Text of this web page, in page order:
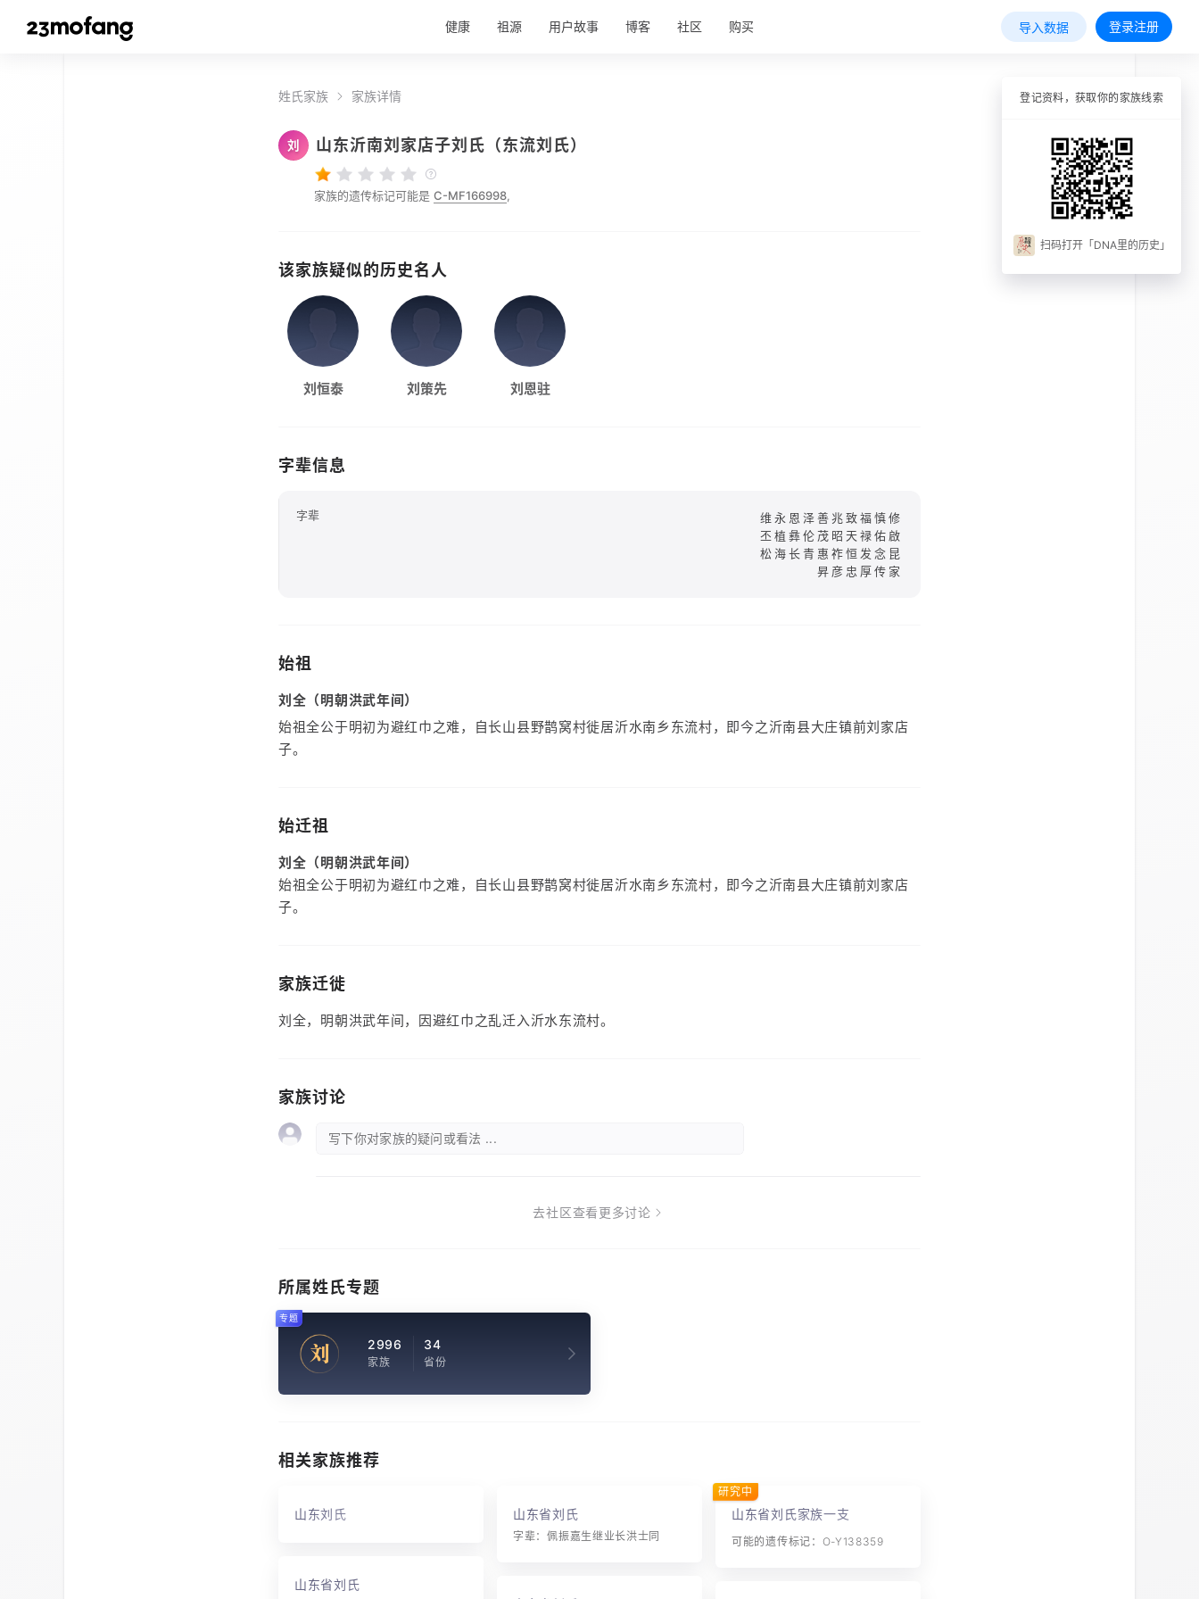
健康 祖源 用户故事 博客 社区 购买 导入数据 登录注册
姓氏家族 家族详情
刘 山东沂南刘家店子刘氏（东流刘氏）
家族的遗传标记可能是 C-MF166998,
该家族疑似的历史名人
刘恒泰 刘策先 刘恩驻
字辈信息
字辈
维永恩泽善兆致福慎修
丕植彝伦茂昭天禄佑啟
松海长青惠祚恒发念昆
昇彦忠厚传家
始祖
刘全（明朝洪武年间）
始祖全公于明初为避红巾之难，自长山县野鹊窝村徙居沂水南乡东流村，即今之沂南县大庄镇前刘家店
子。
始迁祖
刘全（明朝洪武年间）
始祖全公于明初为避红巾之难，自长山县野鹊窝村徙居沂水南乡东流村，即今之沂南县大庄镇前刘家店
子。
家族迁徙
刘全，明朝洪武年间，因避红巾之乱迁入沂水东流村。
家族讨论
写下你对家族的疑问或看法 ...
去社区查看更多讨论
所属姓氏专题
刘 2996
家族
34
省份
专题
相关家族推荐
山东刘氏 山东省刘氏
字辈：佩振嘉生继业长洪士同
山东省刘氏家族一支
可能的遗传标记：O-Y138359
研究中
山东省刘氏
登记资料，获取你的家族线索
扫码打开「DNA里的历史」